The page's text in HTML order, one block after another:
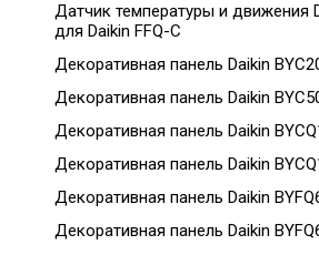
Датчик температуры и движения
для Daikin FFQ-C
Декоративная панель Daikin
Декоративная панель Daikin
Декоративная панель Daikin
Декоративная панель Daikin
Декоративная панель Daikin
Декоративная панель Daikin